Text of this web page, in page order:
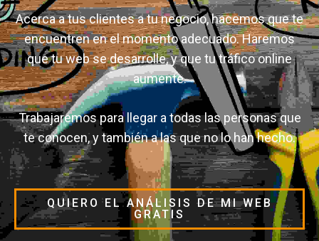
Acerca a tus clientes a tu negocio, hacemos que te
encuentren en el momento adecuado. Haremos
que tu web se desarrolle, y que tu tráfico online
aumente.
Trabajaremos para llegar a todas las personas que
te conocen, y también a las que no lo han hecho.
QUIERO EL ANÁLISIS DE MI WEB
GRATIS